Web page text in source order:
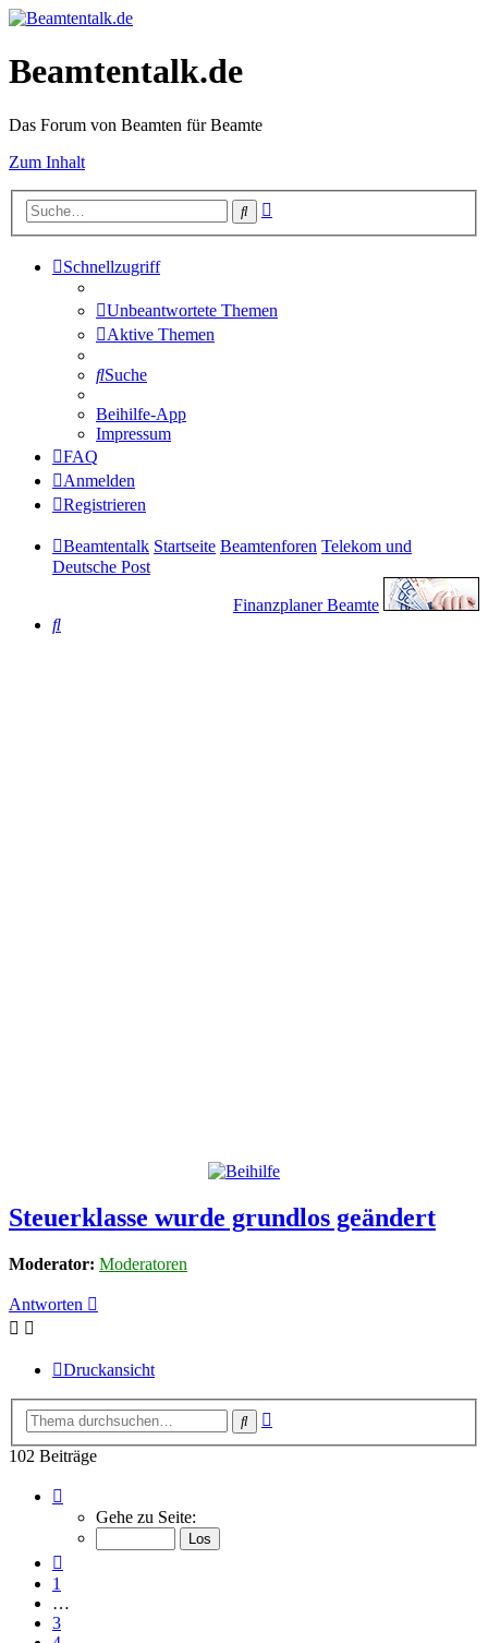
Beamtentalk.de
Das Forum von Beamten für Beamte
Zum Inhalt
Suche
Schnellzugriff
Unbeantwortete Themen
Aktive Themen
Suche
Beihilfe-App
Impressum
FAQ
Anmelden
Registrieren
Beamtentalk Startseite Beamtenforen Telekom und
Deutsche Post
Finanzplaner Beamte
Suche
Steuerklasse wurde grundlos geändert
Moderator: Moderatoren
Antworten
Druckansicht
Suche
102 Beiträge
von
Gehe zu Seite:
1
…
3